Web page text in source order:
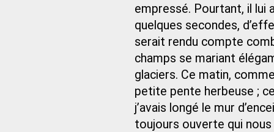
empressé. Pourtant, il lui
quelques secondes,
serait rendu compte
champs se mariant
glaciers. Ce matin,
petite pente herbeuse ;
j’avais longé le mur
toujours ouverte qui